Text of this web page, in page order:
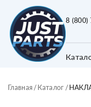
8 (800)
Главная /Каталог /